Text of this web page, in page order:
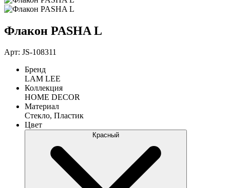
Флакон PASHA L
Арт: JS-108311
Бренд
LAM LEE
Коллекция
HOME DECOR
Материал
Стекло, Пластик
Цвет
Красный